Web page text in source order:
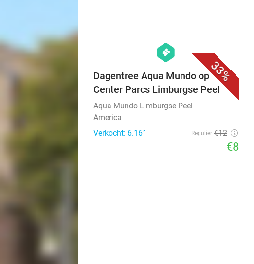
33%
hexagon
events
Dagentree Aqua Mundo op
Center Parcs Limburgse Peel
Aqua Mundo Limburgse Peel
America
Verkocht: 6.161
Regulier €12
€8